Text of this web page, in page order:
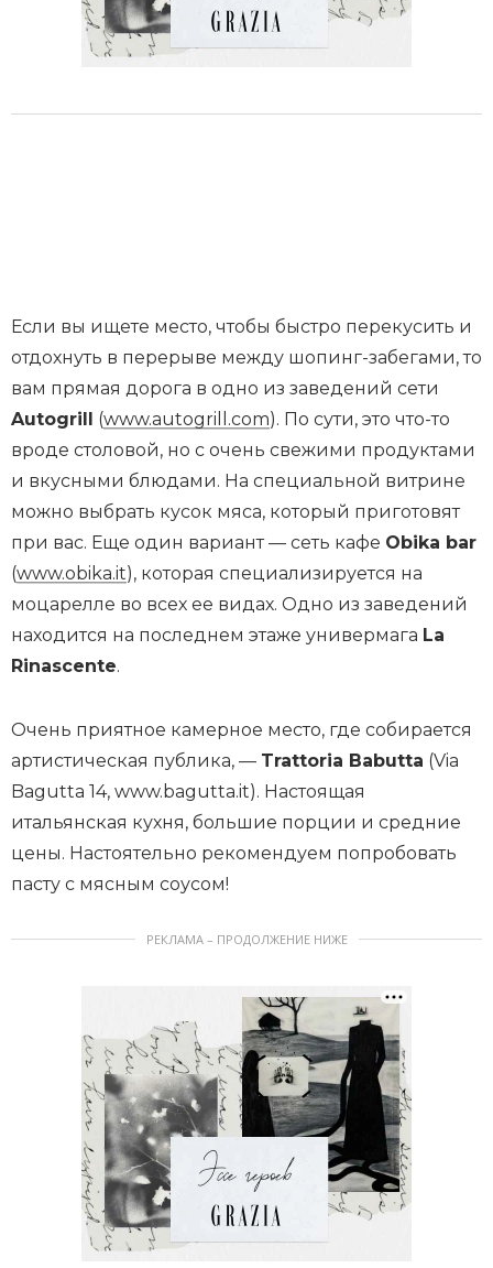
Если вы ищете место, чтобы быстро перекусить и
отдохнуть в перерыве между шопинг-забегами, то
вам прямая дорога в одно из заведений сети
Autogrill (www.autogrill.com). По сути, это что-то
вроде столовой, но с очень свежими продуктами
и вкусными блюдами. На специальной витрине
можно выбрать кусок мяса, который приготовят
при вас. Еще один вариант — сеть кафе Obika bar
(www.obika.it), которая специализируется на
моцарелле во всех ее видах. Одно из заведений
находится на последнем этаже универмага La
Rinascente.
Очень приятное камерное место, где собирается
артистическая публика, — Trattoria Babutta (Via
Bagutta 14, www.bagutta.it). Настоящая
итальянская кухня, большие порции и средние
цены. Настоятельно рекомендуем попробовать
пасту с мясным соусом!
РЕКЛАМА – ПРОДОЛЖЕНИЕ НИЖЕ